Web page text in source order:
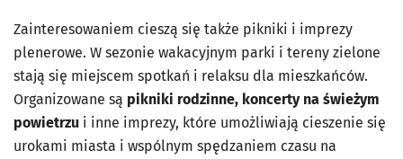
Zainteresowaniem cieszą się także pikniki i imprezy
plenerowe. W sezonie wakacyjnym parki i tereny zielone
stają się miejscem spotkań i relaksu dla mieszkańców.
Organizowane są pikniki rodzinne, koncerty na świeżym
powietrzu i inne imprezy, które umożliwiają cieszenie się
urokami miasta i wspólnym spędzaniem czasu na